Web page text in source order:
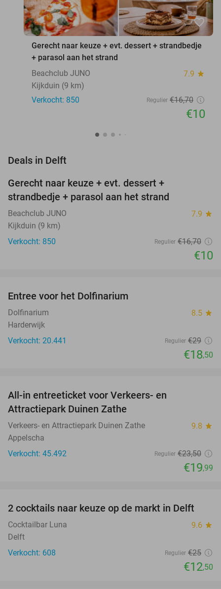
favorite_border
Gerecht naar keuze + evt. dessert + strandbedje
+ parasol aan het strand
Beachclub JUNO
7.9 star
Kijkduin (9 km)
Verkocht: 850
Regulier €16,70
€10
Deals in Delft
Gerecht naar keuze + evt. dessert +
strandbedje + parasol aan het strand
Beachclub JUNO 7.9 star
Kijkduin (9 km)
Verkocht: 850
Regulier €16,70
€10
TODAY
Entree voor het Dolfinarium
Dolfinarium 8.5 star
Harderwijk
Verkocht: 20.441
Regulier €29
€18,50
All-in entreeticket voor Verkeers- en
Attractiepark Duinen Zathe
Verkeers- en Attractiepark Duinen Zathe 9.8 star
Appelscha
Verkocht: 45.492
Regulier €23,50
€19,99
50%
2 cocktails naar keuze op de markt in Delft
Cocktailbar Luna 9.6 star
Delft
Verkocht: 608
Regulier €25
€12,50